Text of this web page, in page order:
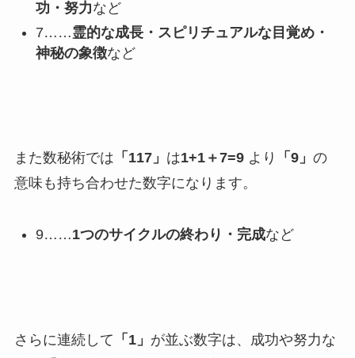
功・努力など
7……霊的な成長・スピリチュアルな目覚め・
神秘の象徴など
また数秘術では 「117」 は1+1＋7=9 より 「9」 の
意味も持ち合わせた数字になります。
9……1つのサイクルの終わり・完成など
さらに連続して 「1」 が並ぶ数字は、成功や努力な